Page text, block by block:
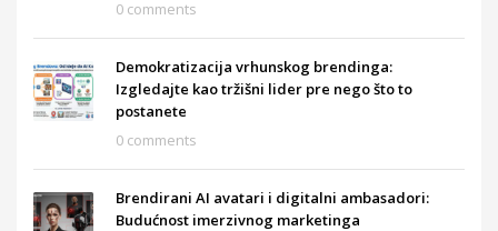
0 comments
Demokratizacija vrhunskog brendinga:
Izgledajte kao tržišni lider pre nego što to
postanete
0 comments
Brendirani AI avatari i digitalni ambasadori:
Budućnost imerzivnog marketinga